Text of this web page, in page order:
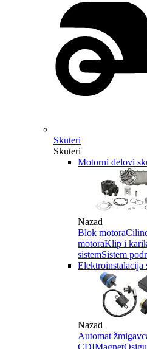
Skuteri
Skuteri
Motorni delovi
Nazad
Blok motora
motoraKlip i
sistemSistem
Elektroinstalacija
Nazad
Automat
CDIMagnet